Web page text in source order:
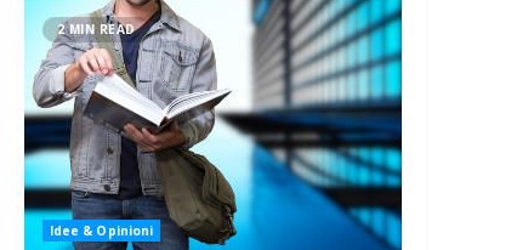
2 MIN READ
Idee & Opinioni